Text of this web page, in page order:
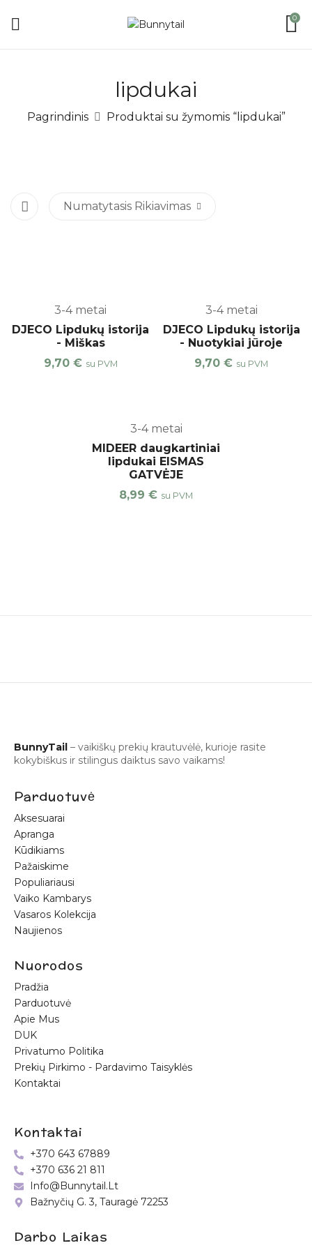
0
lipdukai
Pagrindinis Produktai su žymomis “lipdukai”
Numatytasis Rikiavimas
3-4 metai
DJECO Lipdukų istorija
- Miškas
9,70 € su PVM
3-4 metai
DJECO Lipdukų istorija
- Nuotykiai jūroje
9,70€ su PVM
3-4 metai
MIDEER daugkartiniai
lipdukai EISMAS
GATVĖJE
8,99 € su PVM
BunnyTail – vaikiškų prekių krautuvėlė, kurioje rasite
kokybiškus ir stilingus daiktus savo vaikams!
Parduotuvė
Aksesuarai
Apranga
Kūdikiams
Pažaiskime
Populiariausi
Vaiko Kambarys
Vasaros Kolekcija
Naujienos
Nuorodos
Pradžia
Parduotuvė
Apie Mus
DUK
Privatumo Politika
Prekių Pirkimo - Pardavimo Taisyklės
Kontaktai
Kontaktai
+370 643 67889
+370 636 21 811
Info@bunnytail.lt
Bažnyčių G. 3, Tauragė 72253
Darbo Laikas